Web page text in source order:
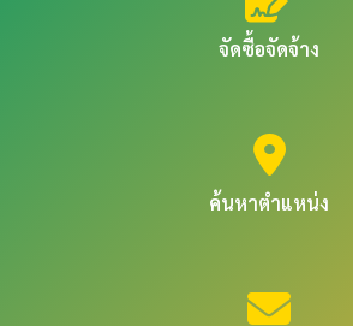
จัดซื้อจัดจ้าง
ค้นหาตำแหน่ง